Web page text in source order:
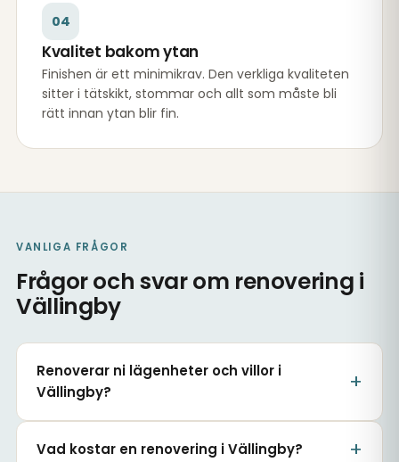
04
Kvalitet bakom ytan
Finishen är ett minimikrav. Den verkliga kvaliteten
sitter i tätskikt, stommar och allt som måste bli
rätt innan ytan blir fin.
VANLIGA FRÅGOR
Frågor och svar om renovering i
Vällingby
Renoverar ni lägenheter och villor i
Vällingby?
Vad kostar en renovering i Vällingby?